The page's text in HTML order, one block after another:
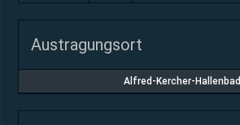
Austragungsort
Alfred-Kercher-Hallenbad